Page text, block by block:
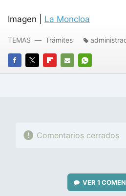
Imagen | La Moncloa
FACEBOOK
TWITTERFLIPBOARD
E-
WHATSAPP
TEMAS Trámites
Comentarios cerrados
VER 1